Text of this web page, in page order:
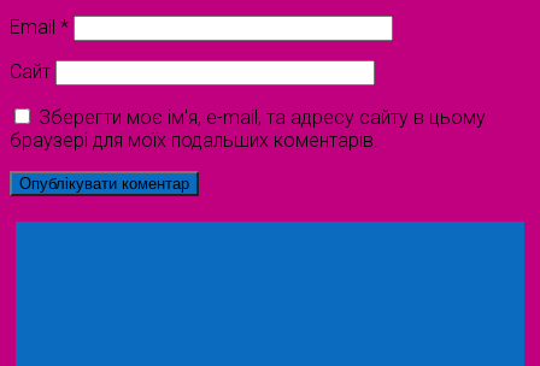
Email *
Сайт
Зберегти моє ім'я, e-mail, та адресу сайту в цьому
браузері для моїх подальших коментарів.